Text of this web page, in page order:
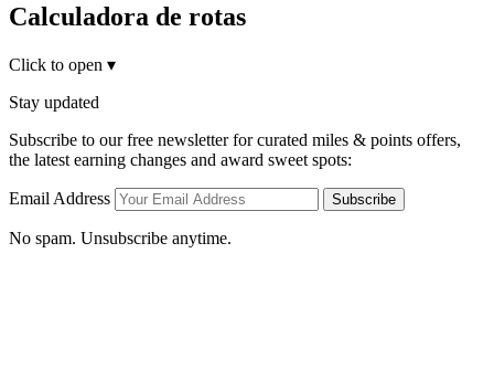
Calculadora de rotas
Click to open ▾
Stay updated
Subscribe to our free newsletter for curated miles & points offers,
the latest earning changes and award sweet spots:
Email Address Subscribe
No spam. Unsubscribe anytime.